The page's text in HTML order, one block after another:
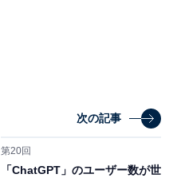
次の記事
第20回
「ChatGPT」のユーザー数が世